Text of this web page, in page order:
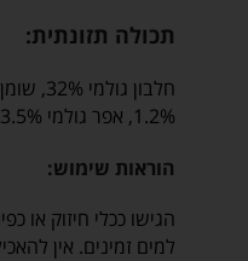
תכולה תזונתית:
1.2%, אפר גולמי 3.5%, לחות 18%.
הוראות שימוש:
הגישו ככלי חיזוק או